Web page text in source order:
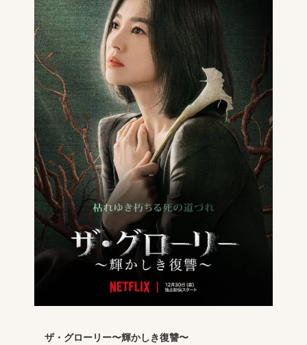
ザ・グローリー〜輝かしき復讐〜